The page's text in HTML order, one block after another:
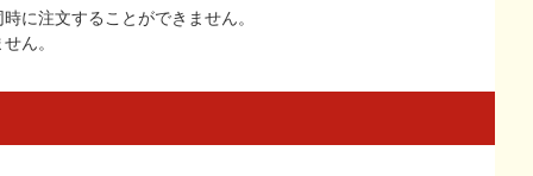
に注文することができません。
ん。